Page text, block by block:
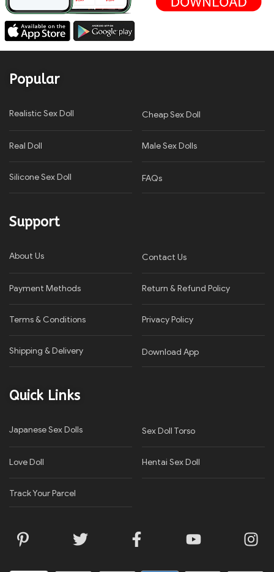
Popular
Realistic Sex Doll Cheap Sex Doll
Real Doll Male Sex Dolls
Silicone Sex Doll FAQs
Support
About Us Contact Us
Payment Methods Return & Refund Policy
Terms & Conditions Privacy Policy​
Shipping & Delivery Download App
Quick Links
Japanese Sex Dolls Sex Doll Torso
Love Doll Hentai Sex Doll
Track Your Parcel